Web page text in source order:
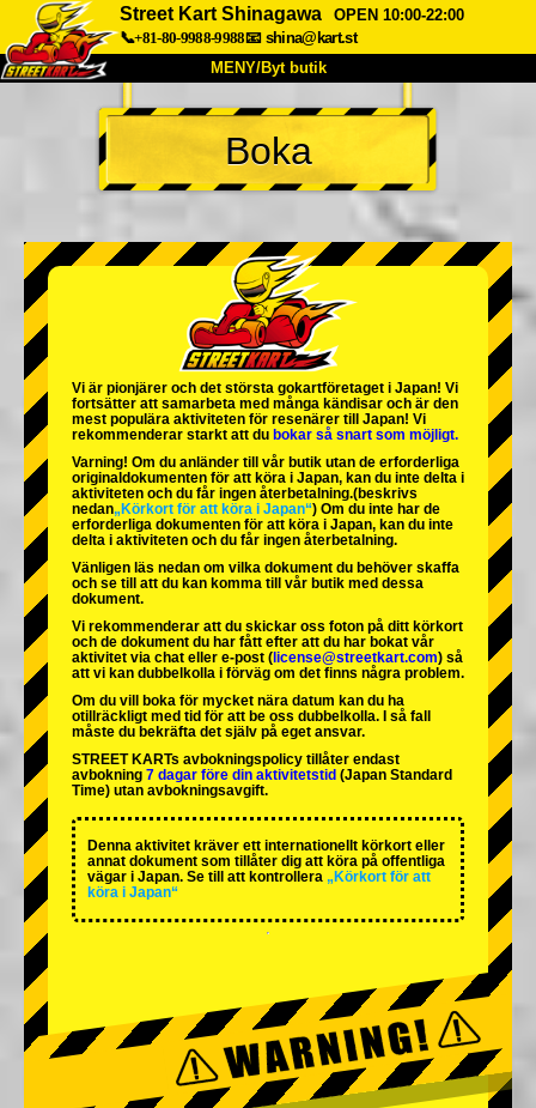
Street Kart Shinagawa
OPEN 10:00-22:00
📞+81-80-9988-9988📧 shina@kart.st
MENY/Byt butik
HEM
Om oss Specifikationer Pris
Företag Boka
Byt butik
Tokyo Shinagawa Tokyo Akihabara#1
Tokyo Akihabara#2
Tokyo Shibuya Annex Tokyo Bay
Tokyo Asakusa Osaka
Okinawa
Boka
Vi är pionjärer och det största gokartföretaget i Japan! Vi
fortsätter att samarbeta med många kändisar och är den
mest populära aktiviteten för resenärer till Japan! Vi
rekommenderar starkt att du bokar så snart som möjligt.
Varning! Om du anländer till vår butik utan de erforderliga
originaldokumenten för att köra i Japan, kan du inte delta i
aktiviteten och du får ingen återbetalning.(beskrivs
nedan„Körkort för att köra i Japan“) Om du inte har de
erforderliga dokumenten för att köra i Japan, kan du inte
delta i aktiviteten och du får ingen återbetalning.
Vänligen läs nedan om vilka dokument du behöver skaffa
och se till att du kan komma till vår butik med dessa
dokument.
Vi rekommenderar att du skickar oss foton på ditt körkort
och de dokument du har fått efter att du har bokat vår
aktivitet via chat eller e-post ( license@streetkart.com) så
att vi kan dubbelkolla i förväg om det finns några problem.
Om du vill boka för mycket nära datum kan du ha
otillräckligt med tid för att be oss dubbelkolla. I så fall
måste du bekräfta det själv på eget ansvar.
STREET KARTs avbokningspolicy tillåter endast
avbokning 7 dagar före din aktivitetstid (Japan Standard
Time) utan avbokningsavgift.
Denna aktivitet kräver ett internationellt körkort eller
annat dokument som tillåter dig att köra på offentliga
vägar i Japan. Se till att kontrollera „Körkort för att
köra i Japan“